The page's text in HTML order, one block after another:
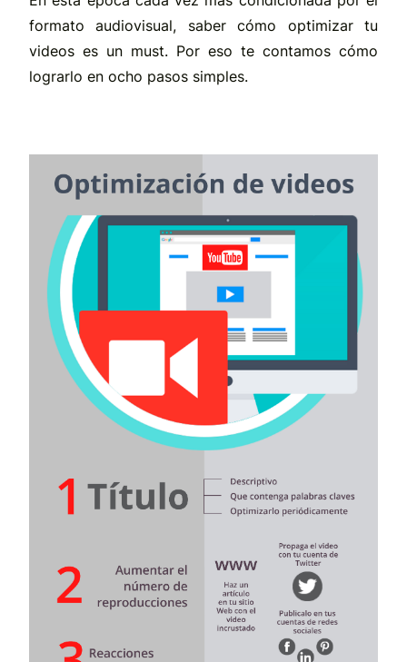
formato audiovisual, saber cómo optimizar tu
videos es un must. Por eso te contamos cómo
lograrlo en ocho pasos simples.